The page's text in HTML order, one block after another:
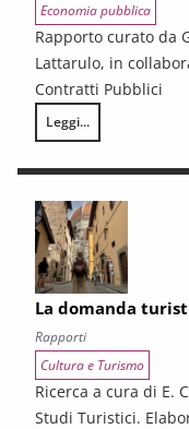
Economia pubblica
Rapporto curato da
Lattarulo, in
Contratti Pubblici
Leggi...
I CONTRATTI
La domanda
Rapporti
Cultura e Turismo
Ricerca a cura di E.
Studi Turistici.